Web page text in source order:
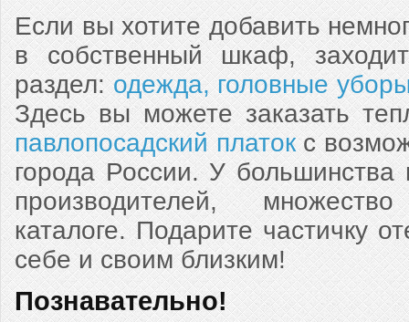
Если вы хотите добавить
в собственный шкаф,
раздел:одежда, головные
Здесь вы можете заказать
павлопосадский платокс
города России. У большинства
производителей,
каталоге. Подарите частичку
себе и своим близким!
Познавательно!